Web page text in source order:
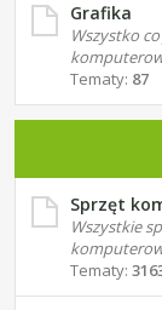
Grafika
Wszystko
Tematy: 87
Sprzęt
Wszystkie
Tematy: